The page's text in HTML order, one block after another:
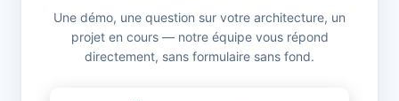
Une démo, une question sur votre architecture, un
projet en cours — notre équipe vous répond
directement, sans formulaire sans fond.